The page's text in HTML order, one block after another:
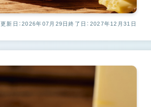
更新日：2026年07月29日終了日：2027年12月31日